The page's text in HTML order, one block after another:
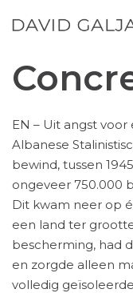
EN – Uit angst
Albanese
bewind, tussen
ongeveer 750.000
Dit kwam neer op
een land ter
bescherming, had
en zorgde alleen
volledig